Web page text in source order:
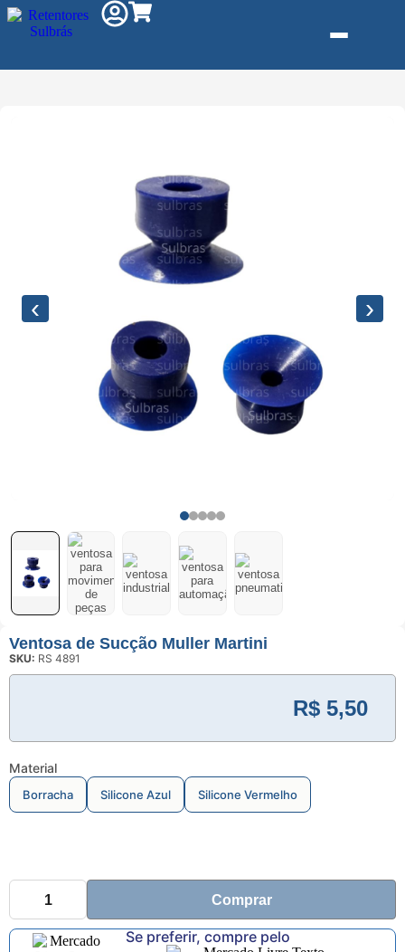
‹ ›
Ventosa de Sucção Muller Martini
SKU: RS 4891
R$ 5,50
Material
Borracha Silicone Azul Silicone Vermelho
Comprar
Se preferir, compre pelo
Poliuretano
Serviço de